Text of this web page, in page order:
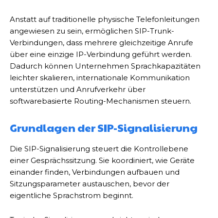
Anstatt auf traditionelle physische Telefonleitungen
angewiesen zu sein, ermöglichen SIP-Trunk-
Verbindungen, dass mehrere gleichzeitige Anrufe
über eine einzige IP-Verbindung geführt werden.
Dadurch können Unternehmen Sprachkapazitäten
leichter skalieren, internationale Kommunikation
unterstützen und Anrufverkehr über
softwarebasierte Routing-Mechanismen steuern.
Grundlagen der SIP-Signalisierung
Die SIP-Signalisierung steuert die Kontrollebene
einer Gesprächssitzung. Sie koordiniert, wie Geräte
einander finden, Verbindungen aufbauen und
Sitzungsparameter austauschen, bevor der
eigentliche Sprachstrom beginnt.